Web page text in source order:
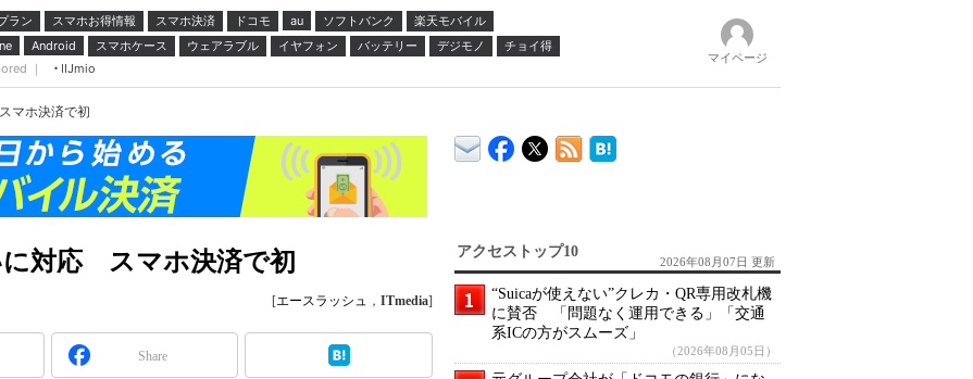
ラン スマホお得情報 スマホ決済 ドコモ au ソフトバンク
楽天モバイル
Android スマホケース ウェアラブル イヤフォン バッテリー デジモノ
チョイ得
｜
IIJmio
マイページ
マホ決済で初
に対応 スマホ決済で初
[エースラッシュ ， ITmedia]
Share
アクセストップ10
2026年08月07日 更新
“Suicaが使えない”クレカ・QR専用改札機
に賛否 「問題なく運用できる」「交通
系ICの方がスムーズ」
（2026年08月05日）